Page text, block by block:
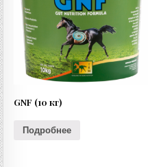
GNF (10 кг)
Подробнее